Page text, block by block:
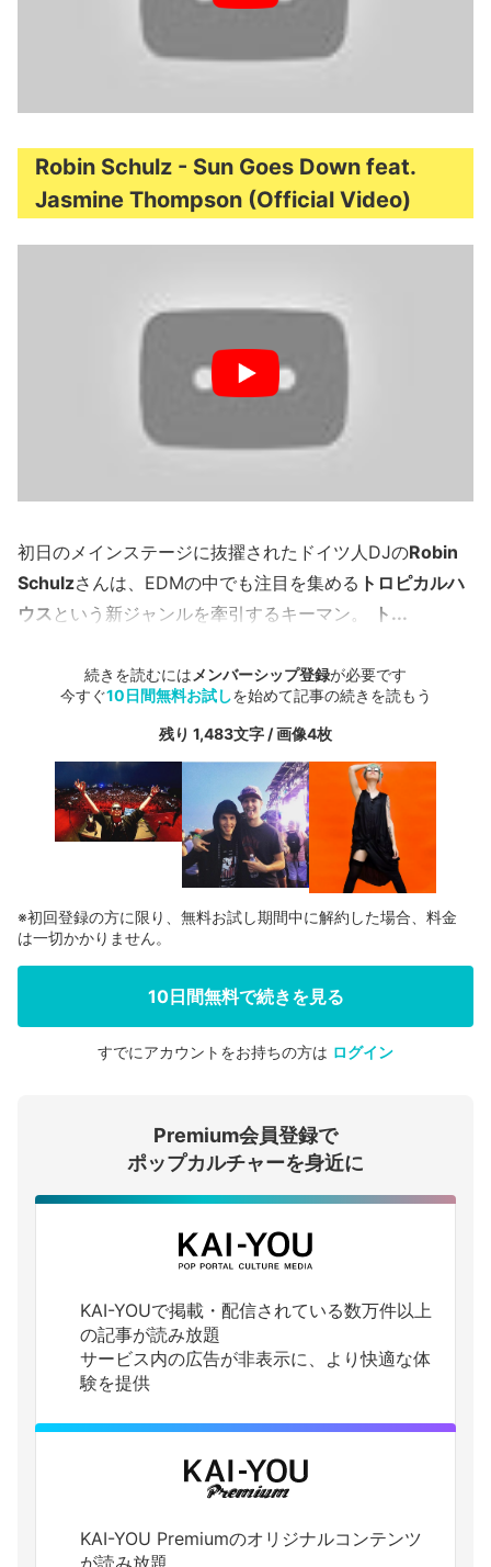
Robin Schulz - Sun Goes Down feat.
Jasmine Thompson (Official Video)
初日のメインステージに抜擢されたドイツ人DJのRobin
Schulzさんは、EDMの中でも注目を集める トロピカルハ
ウス という新ジャンルを牽引するキーマン。 ト...
続きを読むにはメンバーシップ登録が必要です
今すぐ10日間無料お試しを始めて記事の続きを読もう
残り 1,483文字 / 画像4枚
会員登録する
ログインする
※初回登録の方に限り、無料お試し期間中に解約した場合、料金
は一切かかりません。
10日間無料で続きを見る
すでにアカウントをお持ちの方は ログイン
Premium会員登録で
ポップカルチャーを身近に
KAI-YOUで掲載・配信されている数万件以上
の記事が読み放題
サービス内の広告が非表示に、より快適な体
験を提供
KAI-YOU Premiumのオリジナルコンテンツ